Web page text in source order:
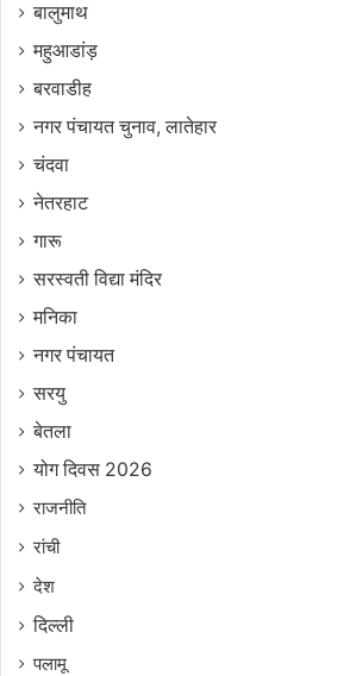
बालुमाथ
महुआडांड़
बरवाडीह
नगर पंचायत चुनाव, लातेहार
चंदवा
नेतरहाट
गारू
सरस्‍वती विद्या मंदिर
मनिका
नगर पंचायत
सरयु
बेतला
योग दिवस 2026
राजनीति
रांची
देश
दिल्‍ली
पलामू